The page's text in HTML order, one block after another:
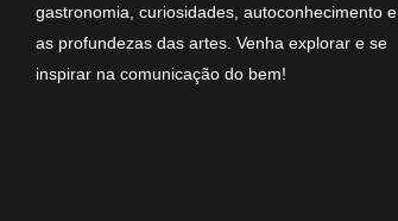
gastronomia, curiosidades, autoconhecimento e
as profundezas das artes. Venha explorar e se
inspirar na comunicação do bem!